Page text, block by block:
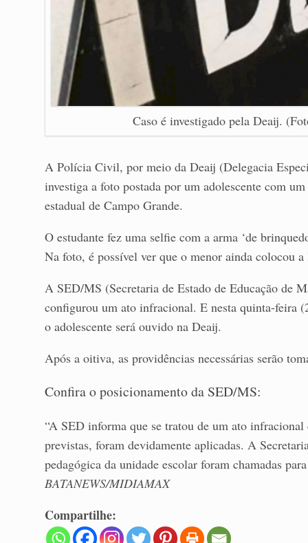
Caso é investigado pela Deaij.
A Polícia Civil, por meio da Deaij (Delegacia
investiga a foto postada por um adolescente com
estadual de Campo Grande.
O estudante fez uma selfie com a arma ‘de
Na foto, é possível ver que o menor ainda colocou
A SED/MS (Secretaria de Estado de Educação de
configurou um ato infracional. E nesta quinta-feira
o adolescente será ouvido na Deaij.
Após a oitiva, as providências necessárias serão
Confira o posicionamento da SED/MS:
“A SED informa que se tratou de um ato infracional
previstas, foram devidamente aplicadas. A
pedagógica da unidade escolar foram chamadas
BATANEWS/MIDIAMAX
Compartilhe: